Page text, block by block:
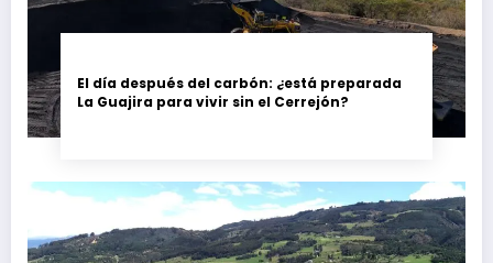
El día después del carbón: ¿está preparada
La Guajira para vivir sin el Cerrejón?